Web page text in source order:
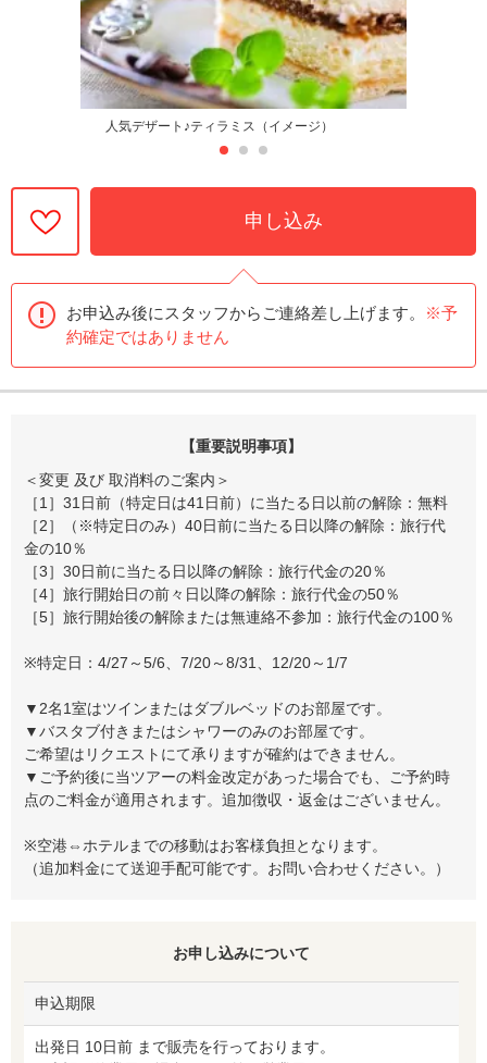
人気デザート♪ティラミス（イメージ）
申し込み
お申込み後にスタッフからご連絡差し上げます。
※予
約確定ではありません
【重要説明事項】
＜変更 及び 取消料のご案内＞
［1］31日前（特定日は41日前）に当たる日以前の解除：無料
［2］（※特定日のみ）40日前に当たる日以降の解除：旅行代
金の10％
［3］30日前に当たる日以降の解除：旅行代金の20％
［4］旅行開始日の前々日以降の解除：旅行代金の50％
［5］旅行開始後の解除または無連絡不参加：旅行代金の100％
※特定日：4/27～5/6、7/20～8/31、12/20～1/7
▼2名1室はツインまたはダブルベッドのお部屋です。
▼バスタブ付きまたはシャワーのみのお部屋です。
ご希望はリクエストにて承りますが確約はできません。
▼ご予約後に当ツアーの料金改定があった場合でも、ご予約時
点のご料金が適用されます。追加徴収・返金はございません。
※空港⇔ホテルまでの移動はお客様負担となります。
（追加料金にて送迎手配可能です。お問い合わせください。）
お申し込みについて
申込期限
出発日 10日前 まで販売を行っております。